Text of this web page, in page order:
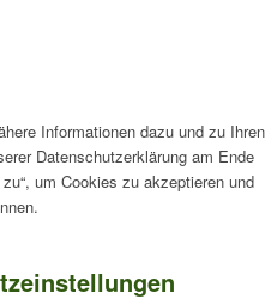
Informationen dazu und zu Ihren
Datenschutzerklärung am Ende
um Cookies zu akzeptieren und